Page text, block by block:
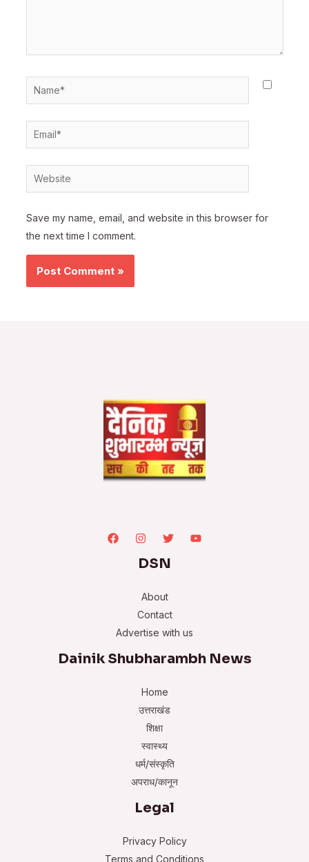
Name*
Email*
Website
Save my name, email, and website in this browser for
the next time I comment.
DSN
About
Contact
Advertise with us
Dainik Shubharambh News
Home
उत्तराखंड
शिक्षा
स्वास्थ्य
धर्म/संस्कृति
अपराध/कानून
Legal
Privacy Policy
Terms and Conditions